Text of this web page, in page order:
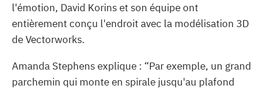
l'émotion, David Korins et son équipe ont
entièrement conçu l'endroit avec la modélisation 3D
de Vectorworks.
Amanda Stephens explique : “Par exemple, un grand
parchemin qui monte en spirale jusqu'au plafond